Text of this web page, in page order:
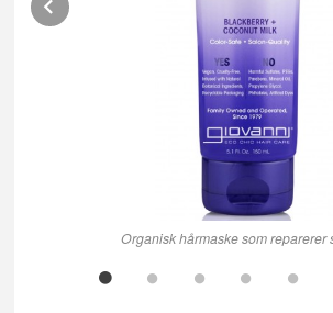
Organisk hårmaske som reparerer